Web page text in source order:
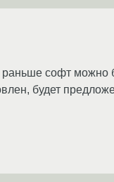
софт можно
будет